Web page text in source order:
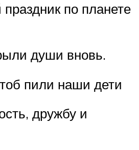
по планете
души вновь.
пили наши дети
дружбу и